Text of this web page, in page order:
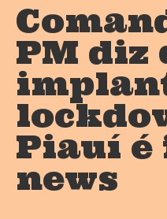
PM diz
Piauí é
news